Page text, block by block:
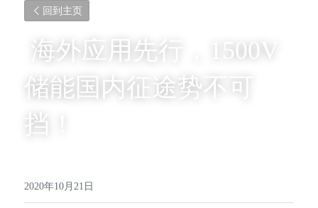
回到主页
储能国内征途势不可
挡！
2020年10月21日